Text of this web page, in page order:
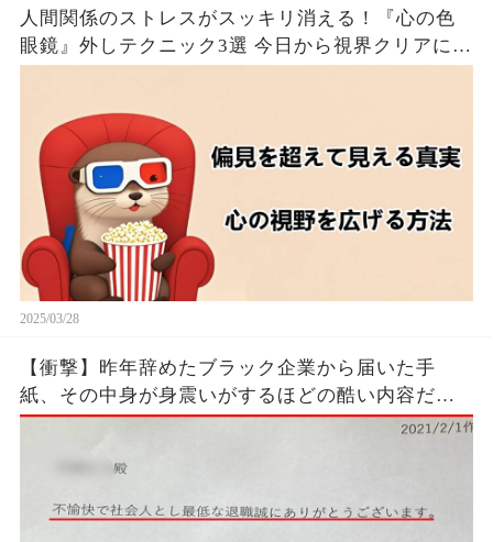
人間関係のストレスがスッキリ消える！『心の色
眼鏡』外しテクニック3選 今日から視界クリアにな
2025/03/28
【衝撃】昨年辞めたブラック企業から届いた手
紙、その中身が身震いがするほどの酷い内容だっ
た…...